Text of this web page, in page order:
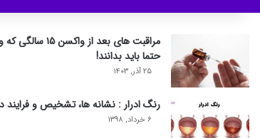
مراقبت های بعد از واکسن
حتما باید بدانند!
۲۵ آذر, ۱۴۰۳
رنگ ادرار : نشانه ها، تشخیص و فرایند
۶ خرداد, ۱۳۹۸